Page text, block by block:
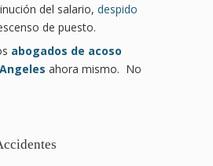
del salario, despido
de puesto.
abogados de acoso
ahora mismo. No